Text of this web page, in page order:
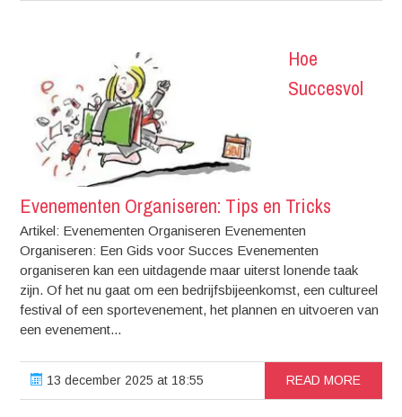
Hoe
Succesvol
Evenementen Organiseren: Tips en Tricks
Artikel: Evenementen Organiseren Evenementen
Organiseren: Een Gids voor Succes Evenementen
organiseren kan een uitdagende maar uiterst lonende taak
zijn. Of het nu gaat om een bedrijfsbijeenkomst, een cultureel
festival of een sportevenement, het plannen en uitvoeren van
een evenement...
13 december 2025 at 18:55 READ MORE